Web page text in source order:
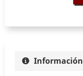
Información